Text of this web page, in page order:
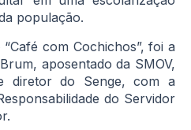
população.
com Cochichos”, foi a
aposentado da SMOV,
diretor do Senge, com a
do Servidor